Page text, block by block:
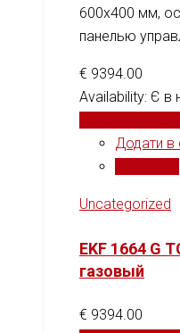
600x400 мм,
панелью
€ 9394.00
Availability: Є в
Додати в
Uncategorized
EKF 1664 G
газовый
€ 9394.00